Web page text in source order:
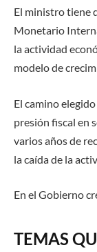
El ministro tiene
Monetario
la actividad
modelo de
El camino
presión fiscal en
varios años de
la caída de la
En el Gobierno
TEMAS